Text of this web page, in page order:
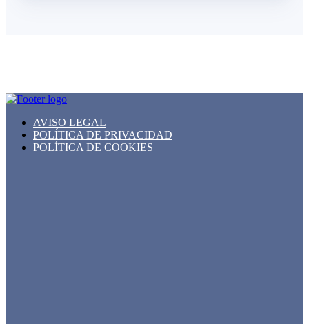
AVISO LEGAL
POLÍTICA DE PRIVACIDAD
POLÍTICA DE COOKIES